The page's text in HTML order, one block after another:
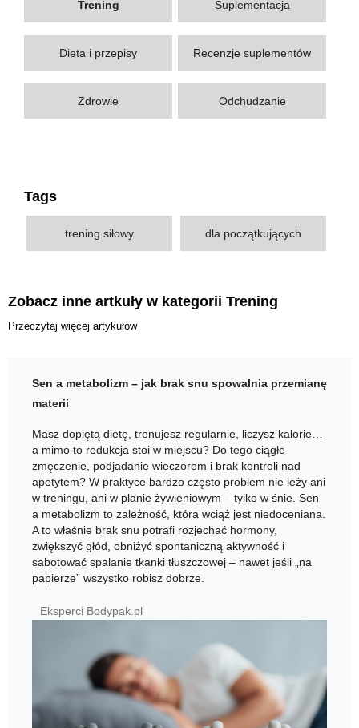
Trening Suplementacja
Dieta i przepisy Recenzje suplementów
Zdrowie Odchudzanie
Tags
trening siłowy dla początkujących
Zobacz inne artkuły w kategorii Trening
Przeczytaj więcej artykułów
Sen a metabolizm – jak brak snu spowalnia przemianę
materii
Masz dopiętą dietę, trenujesz regularnie, liczysz kalorie…
a mimo to redukcja stoi w miejscu? Do tego ciągłe
zmęczenie, podjadanie wieczorem i brak kontroli nad
apetytem? W praktyce bardzo często problem nie leży ani
w treningu, ani w planie żywieniowym – tylko w śnie. Sen
a metabolizm to zależność, która wciąż jest niedoceniana.
A to właśnie brak snu potrafi rozjechać hormony,
zwiększyć głód, obniżyć spontaniczną aktywność i
sabotować spalanie tkanki tłuszczowej – nawet jeśli „na
papierze” wszystko robisz dobrze.
Eksperci Bodypak.pl